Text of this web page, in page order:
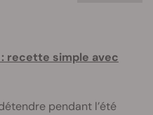
recette simple avec
pendant l’été